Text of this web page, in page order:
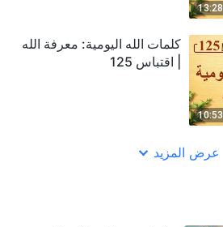
13:28
10:53
كلمات الله اليومية: معرفة الله
| اقتباس 125
عرض المزيد